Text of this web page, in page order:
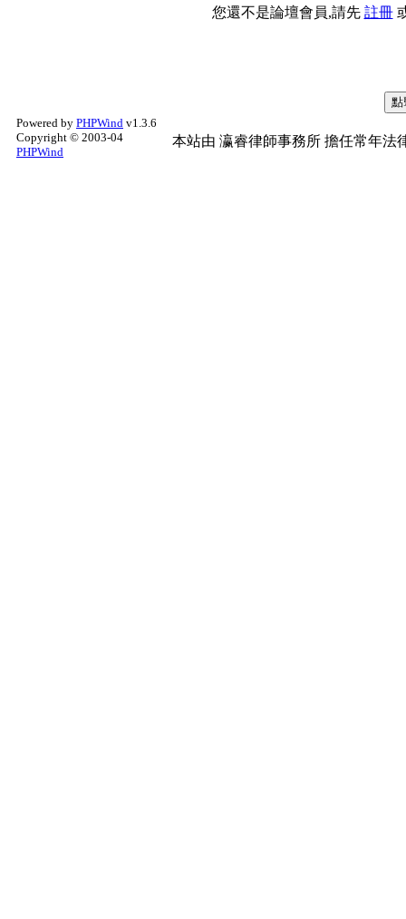
您還不是論壇會員,請先 註冊
Powered by PHPWind v1.3.6
Copyright © 2003-04
PHPWind
本站由 瀛睿律師事務所 擔任常年法